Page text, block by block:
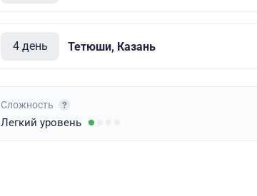
4 день Тетюши, Казань
Сложность
Легкий уровень